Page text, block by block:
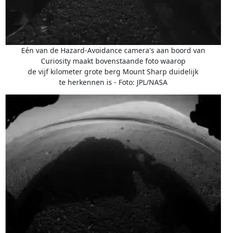
Eén van de Hazard-Avoidance camera's aan boord van
Curiosity maakt bovenstaande foto waarop
de vijf kilometer grote berg Mount Sharp duidelijk
te herkennen is - Foto: JPL/NASA